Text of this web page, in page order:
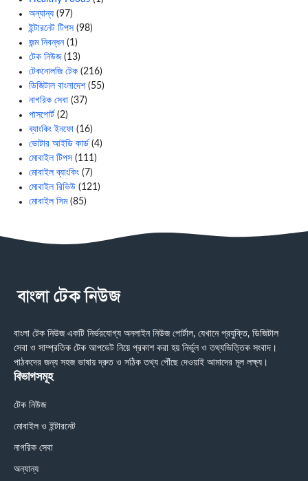
অন্যান্য (97)
ইন্টারনেট টিপস (98)
জন্ম নিবন্ধন(1)
টেক নিউজ(13)
টেকনোলজি টেক (216)
ডিজিটাল বাংলাদেশ(55)
নাগরিক সেবা (37)
পাসপোর্ট (2)
ব্যাংকিং ইনফো (16)
ভোটার আইডি কার্ড (4)
মোবাইল টিপস (111)
মোবাইল ব্যাংকিং (7)
মোবাইল রিভিউ (121)
মোবাইল সিম(85)
বাংলা টেক নিউজ একটি নির্ভরযোগ্য অনলাইন নিউজ পোর্টাল, যেখানে প্রযুক্তি, ডিজিটাল
সেবা ও সাম্প্রতিক টেক আপডেট নিয়ে প্রকাশ করা হয় নির্ভুল ও তথ্যভিত্তিক সংবাদ।
পাঠকদের জন্য সহজ ভাষায় দ্রুত ও সঠিক তথ্য পৌঁছে দেওয়াই আমাদের মূল লক্ষ্য।
বিভাগসমূহ
টেক নিউজ
মোবাইল ও ইন্টারনেট
নাগরিক সেবা
অন্যান্য